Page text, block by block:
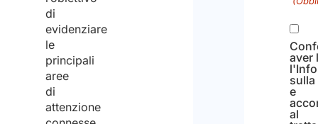
di
evidenziare
le
principali
aree
di
attenzione
o
già